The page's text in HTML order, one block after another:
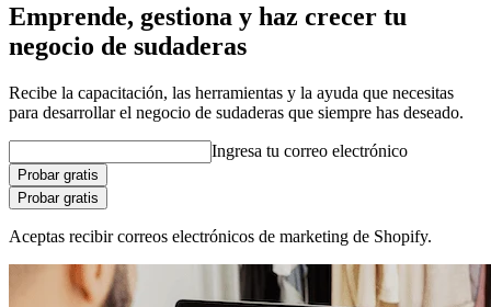
Emprende, gestiona y haz crecer tu
negocio de sudaderas
Recibe la capacitación, las herramientas y la ayuda que necesitas
para desarrollar el negocio de sudaderas que siempre has deseado.
Ingresa tu correo electrónico
Probar gratis
Probar gratis
Aceptas recibir correos electrónicos de marketing de Shopify.